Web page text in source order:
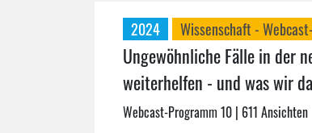
2024 Wissenschaft -
Ungewöhnliche Fälle in der
weiterhelfen - und was wir
Webcast-Programm 10 | 611 Ansichten